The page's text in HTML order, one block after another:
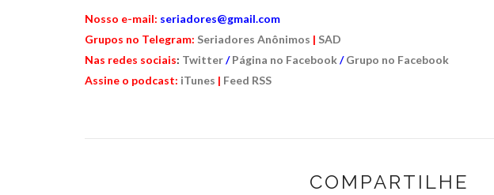
Nosso e-mail: seriadores@gmail.com
Grupos no Telegram: Seriadores Anônimos | SAD
Nas redes sociais: Twitter/Página no Facebook/Grupo no Facebook
Assine o podcast: iTunes | Feed RSS
COMPARTILHE